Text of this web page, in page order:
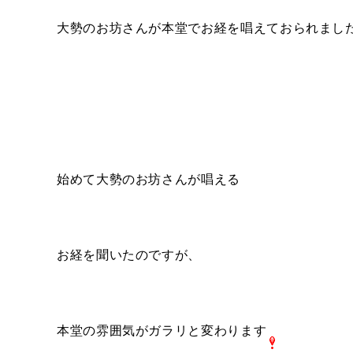
大勢のお坊さんが本堂でお経を唱えておられまし
始めて大勢のお坊さんが唱える
お経を聞いたのですが、
本堂の雰囲気がガラリと変わります